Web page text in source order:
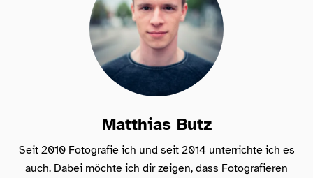
Matthias Butz
Seit 2010 Fotografie ich und seit 2014 unterrichte ich es
auch. Dabei möchte ich dir zeigen, dass Fotografieren